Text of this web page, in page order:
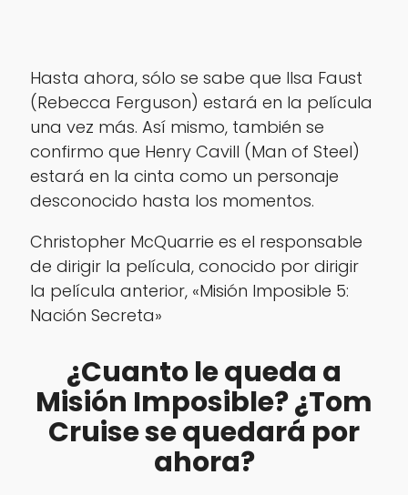
Hasta ahora, sólo se sabe que Ilsa Faust
(Rebecca Ferguson) estará en la película
una vez más. Así mismo, también se
confirmo que Henry Cavill (Man of Steel)
estará en la cinta como un personaje
desconocido hasta los momentos.
Christopher McQuarrie es el responsable
de dirigir la película, conocido por dirigir
la película anterior, «Misión Imposible 5:
Nación Secreta»
¿Cuanto le queda a
Misión Imposible? ¿Tom
Cruise se quedará por
ahora?